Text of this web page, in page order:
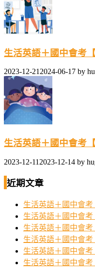
生活英語＋國中會考
2023-12-212024-06-17 by
生活英語＋國中會考
2023-12-11 2023-12-14 by
近期文章
生活英語＋國中會
生活英語＋國中會
生活英語＋國中會
生活英語＋國中會
生活英語＋國中會
生活英語＋國中會